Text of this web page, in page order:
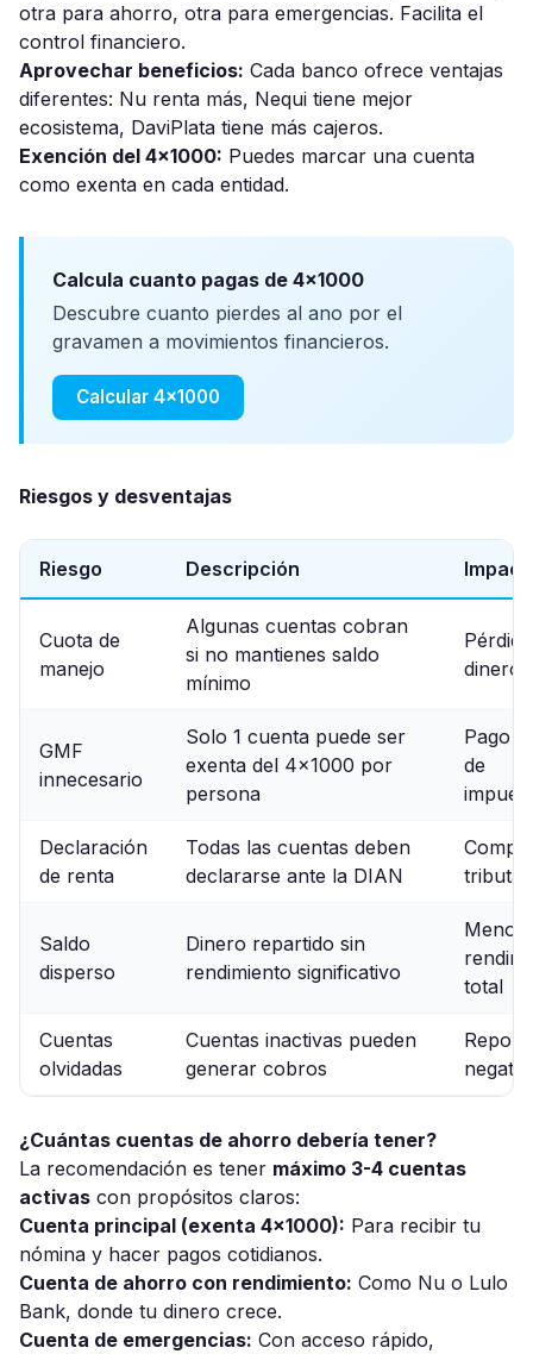
otra para ahorro, otra para emergencias. Facilita el
control financiero.
Aprovechar beneficios: Cada banco ofrece ventajas
diferentes: Nu renta más, Nequi tiene mejor
ecosistema, DaviPlata tiene más cajeros.
Exención del 4x1000: Puedes marcar una cuenta
como exenta en cada entidad.
Calcula cuanto pagas de 4x1000
Descubre cuanto pierdes al ano por el
gravamen a movimientos financieros.
Calcular 4x1000
Riesgos y desventajas
Riesgo Descripción
Cuota de
manejo
Algunas cuentas cobran
si no mantienes saldo
mínimo
dinero
GMF
innecesario
Solo 1 cuenta puede ser
exenta del 4x1000 por
persona
Pago
de
Declaración
de renta
Todas las cuentas deben
declararse ante la DIAN
Saldo
disperso
Dinero repartido sin
rendimiento significativo
Menor
total
Cuentas
olvidadas
Cuentas inactivas pueden
generar cobros
¿Cuántas cuentas de ahorro debería tener?
La recomendación es tener máximo 3-4 cuentas
activas con propósitos claros:
Cuenta principal (exenta 4x1000): Para recibir tu
nómina y hacer pagos cotidianos.
Cuenta de ahorro con rendimiento: Como Nu o Lulo
Bank, donde tu dinero crece.
Cuenta de emergencias: Con acceso rápido,